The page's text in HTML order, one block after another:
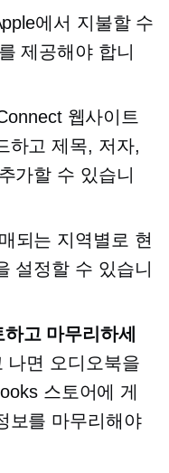
에서 지불할 수
제공해야 합니
웹사이트
하고 제목, 저자,
가할 수 있습니
되는 지역별로 현
설정할 수 있습니
고 마무리하세
나면 오디오북을
스토어에 게
보를 마무리해야